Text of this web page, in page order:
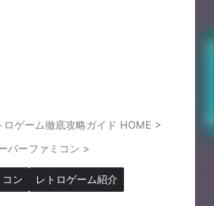
ロゲーム徹底攻略ガイド HOME >
パーファミコン >
ン レトロゲーム紹介